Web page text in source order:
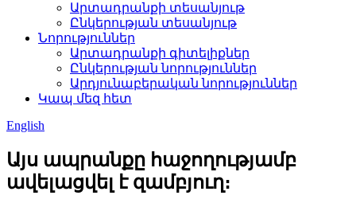
Արտադրանքի տեսանյութ
Ընկերության տեսանյութ
Նորություններ
Արտադրանքի գիտելիքներ
Ընկերության նորություններ
Արդյունաբերական նորություններ
Կապ մեզ հետ
English
Այս ապրանքը հաջողությամբ
ավելացվել է զամբյուղ։